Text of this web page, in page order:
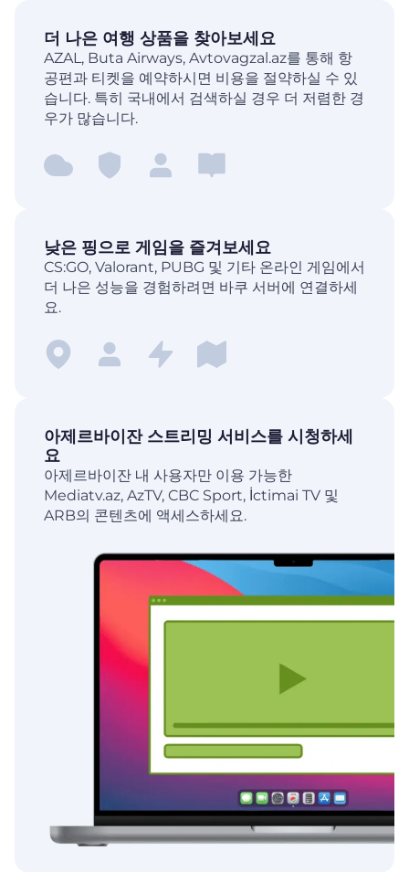
더 나은 여행 상품을 찾아보세요
AZAL, Buta Airways, Avtovagzal.az를 통해 항
공편과 티켓을 예약하시면 비용을 절약하실 수 있
습니다. 특히 국내에서 검색하실 경우 더 저렴한 경
우가 많습니다.
낮은 핑으로 게임을 즐겨보세요
CS:GO, Valorant, PUBG 및 기타 온라인 게임에서
더 나은 성능을 경험하려면 바쿠 서버에 연결하세
요.
아제르바이잔 스트리밍 서비스를 시청하세
요
아제르바이잔 내 사용자만 이용 가능한
Mediatv.az, AzTV, CBC Sport, İctimai TV 및
ARB의 콘텐츠에 액세스하세요.